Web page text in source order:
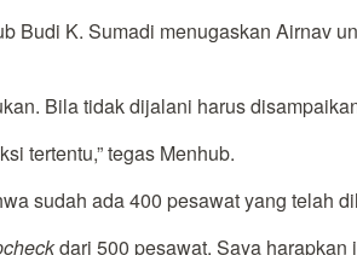
Budi K. Sumadi menugaskan Airnav
Bila tidak dijalani harus
tertentu,” tegas Menhub.
sudah ada 400 pesawat yang telah
dari 500 pesawat. Saya